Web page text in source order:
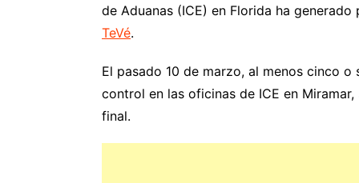
de Aduanas (ICE) en Florida ha
TeVé.
El pasado 10 de marzo, al menos cinco
control en las oficinas de ICE en
final.